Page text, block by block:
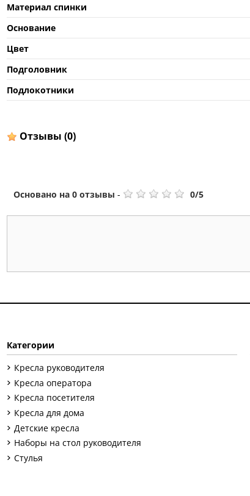
Материал спинки
Основание
Цвет
Подголовник
Подлокотники
Отзывы (0)
Основано на 0отзывы - 0/5
Категории
Кресла руководителя
Кресла оператора
Кресла посетителя
Кресла для дома
Детские кресла
Наборы на стол руководителя
Стулья